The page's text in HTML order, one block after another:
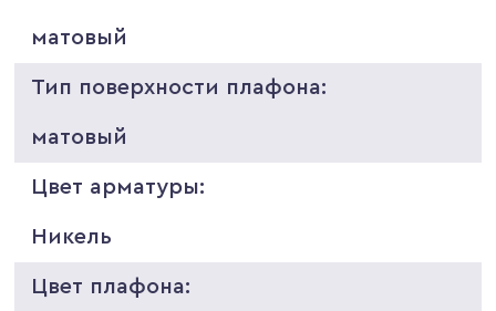
матовый
Тип поверхности плафона:
матовый
Цвет арматуры:
Никель
Цвет плафона: